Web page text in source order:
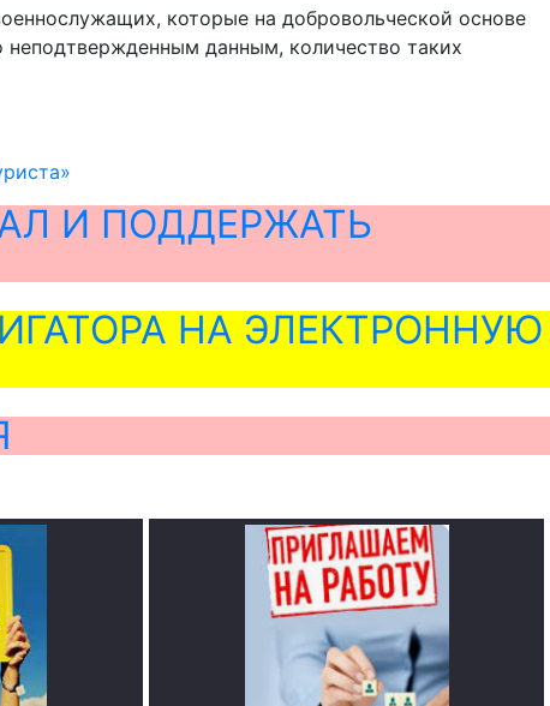
которые на добровольческой основе
данным, количество таких
И ПОДДЕРЖАТЬ
НА ЭЛЕКТРОННУЮ